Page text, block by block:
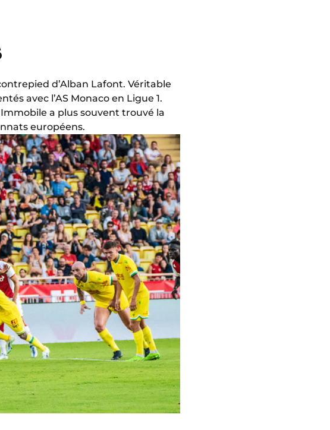
d’Alban Lafont. Véritable
avec l’AS Monaco en Ligue 1.
Immobile a plus souvent trouvé la
européens.